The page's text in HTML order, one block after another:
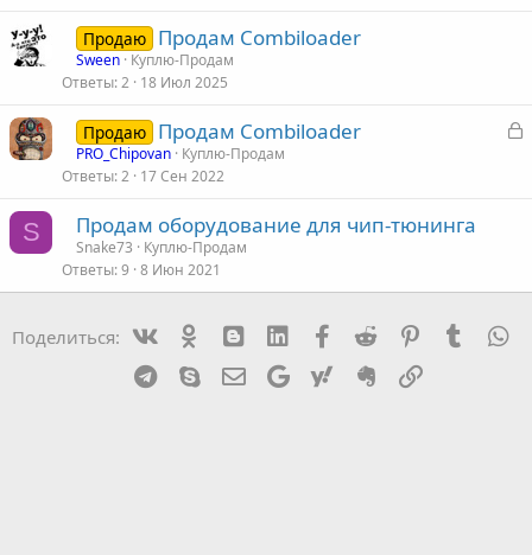
Продаю Продам Combiloader
Sween Куплю-Продам
Ответы 2 18 Июл 2025
З
Продаю Продам Combiloader
PRO_Chipovan Куплю-Продам
Ответы 2 17 Сен 2022
S Продам оборудование для чип-тюнинга
Snake73
Куплю-Продам
Ответы 9 8 Июн 2021
Поделиться: Ok mes_blogger
Linked InFacebook
Reddit PinterestTumblr
Telegram
Skype Эл. почта
Google Yahoo Evernote